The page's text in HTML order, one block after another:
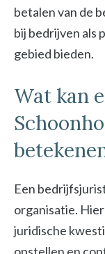
betalen van de
bij bedrijven als
gebied bieden.
Wat kan
Een
organisatie.
juridische